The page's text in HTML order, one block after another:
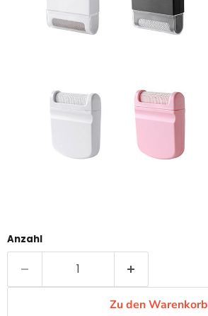
Anzahl
Zu den Warenkorb